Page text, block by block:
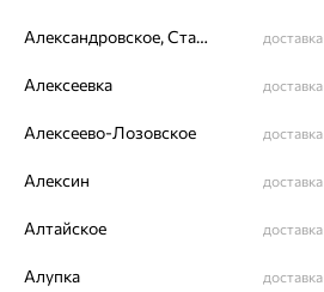
Вид изделия:спаси и сохрани
Металл:Серебро
Страна происхождения:
РОССИЯ
Вставка:
Бренд:EFREMOV
Вес металла:
Александровское, Ставропольский край доставка
Алексеевка доставка
Алексеево-Лозовское доставка
Алексин доставка
Алтайское доставка
Алупка доставка